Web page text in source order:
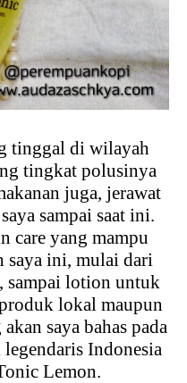
tinggal di wilayah
tingkat polusinya
juga, jerawat
sampai saat ini.
care yang mampu
saya ini, mulai dari
sampai lotion untuk
lokal maupun
saya bahas pada
Indonesia
Lemon.